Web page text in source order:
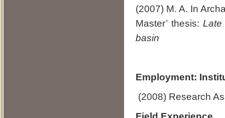
(2007) M. A. In
Master’ thesis:Late
basin
Employment:
(2008) Research